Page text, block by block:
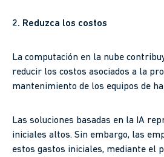
2. Reduzca los costos
La computación en la nube
reducir los costos asociados a la
mantenimiento de los equipos de
Las soluciones basadas en la IA
iniciales altos. Sin embargo, las
estos gastos iniciales, mediante el